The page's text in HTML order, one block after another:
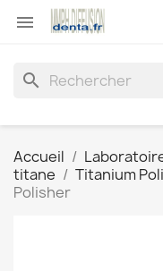

search
Accueil
titane
Titanium
Polisher